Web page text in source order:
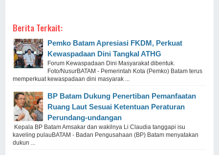
Berita Terkait:
Pemko Batam Apresiasi FKDM, Perkuat
Kewaspadaan Dini Tangkal ATHG
Forum Kewaspadaan Dini Masyarakat dibentuk.
Foto/NusurBATAM - Pemerintah Kota (Pemko) Batam terus
memperkuat kewaspadaan dini masyarak ...
BP Batam Dukung Penertiban Pemanfaatan
Ruang Laut Sesuai Ketentuan Peraturan
Perundang-undangan
Kepala BP Batam Amsakar dan wakilnya Li Claudia tanggapi isu
kaveling pulauBATAM - Badan Pengusahaan (BP) Batam menyatakan
dukun ...